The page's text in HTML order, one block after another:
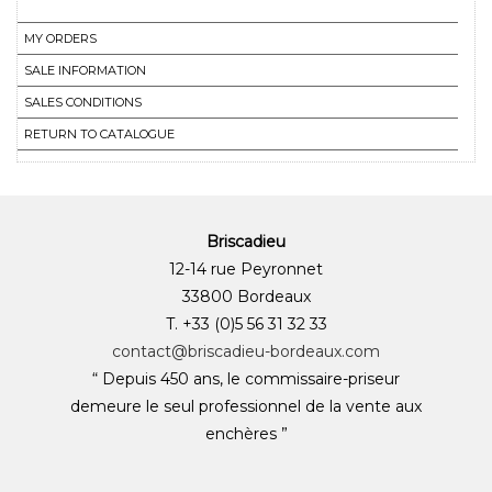
MY ORDERS
SALE INFORMATION
SALES CONDITIONS
RETURN TO CATALOGUE
Briscadieu
12-14 rue Peyronnet
33800 Bordeaux
T. +33 (0)5 56 31 32 33
contact@briscadieu-bordeaux.com
“ Depuis 450 ans, le commissaire-priseur
demeure le seul professionnel de la vente aux
enchères ”